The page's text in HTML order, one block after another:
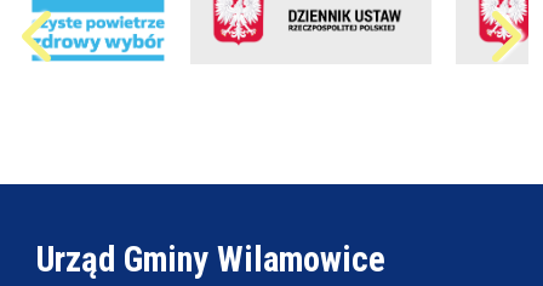
Urząd Gminy Wilamowice